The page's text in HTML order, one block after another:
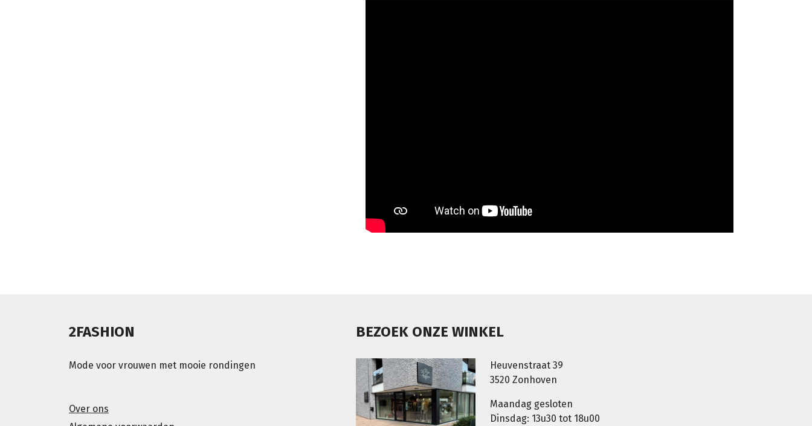
2FASHION
Mode voor vrouwen met mooie rondingen
Over ons
BEZOEK ONZE WINKEL
Heuvenstraat 39
3520 Zonhoven
Maandag gesloten
Dinsdag: 13u30 tot 18u00